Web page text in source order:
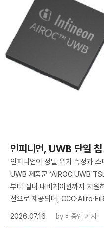
인피니언, UWB 단일
인피니언이 정밀 위치 측정과
UWB 제품군 ‘AIROC UWB
부터 실내 내비게이션까지 지원
전으로 제공되며,
2026.07.16
by 배종인 기자